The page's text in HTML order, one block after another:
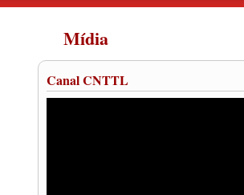
Mídia
Canal CNTTL